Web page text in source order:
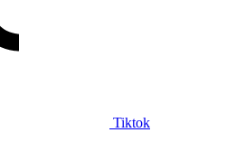
Tiktok